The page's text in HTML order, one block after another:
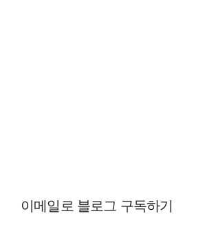
이메일로 블로그 구독하기